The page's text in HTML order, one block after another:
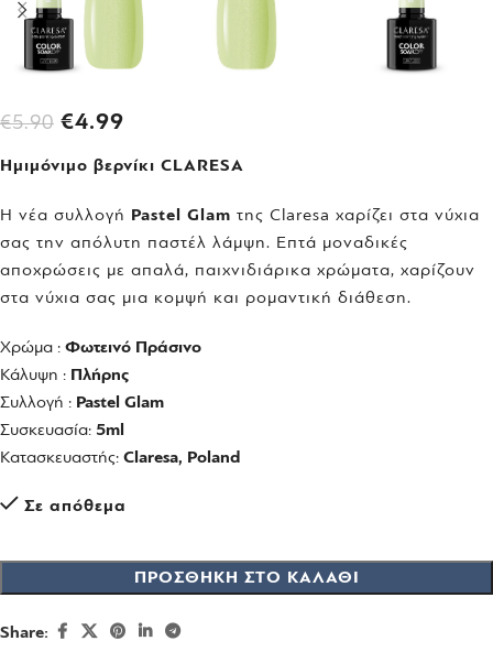
€5.90 €4.99
Ημιμόνιμο βερνίκι CLARESA
Η νέα συλλογή Pastel Glam της Claresa χαρίζει στα νύχια
σας την απόλυτη παστέλ λάμψη. Επτά μοναδικές
αποχρώσεις με απαλά, παιχνιδιάρικα χρώματα, χαρίζουν
στα νύχια σας μια κομψή και ρομαντική διάθεση.
Χρώμα : Φωτεινό Πράσινο
Κάλυψη : Πλήρης
Συλλογή : Pastel Glam
Συσκευασία: 5ml
Κατασκευαστής: Claresa, Poland
Σε απόθεμα
ΠΡΟΣΘΉΚΗ ΣΤΟ ΚΑΛΆΘΙ
Share: